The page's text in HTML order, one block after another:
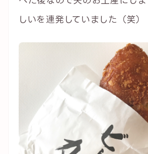
しいを連発していました（笑）